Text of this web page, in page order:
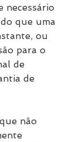
necessário
que uma
ou
para o
de
de
não